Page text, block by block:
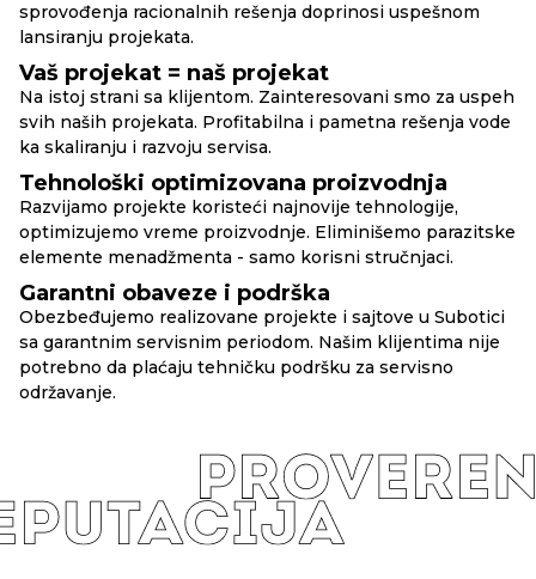
sprovođenja racionalnih rešenja doprinosi uspešnom
lansiranju projekata.
Vaš projekat = naš projekat
Na istoj strani sa klijentom. Zainteresovani smo za uspeh
svih naših projekata. Profitabilna i pametna rešenja vode
ka skaliranju i razvoju servisa.
Tehnološki optimizovana proizvodnja
Razvijamo projekte koristeći najnovije tehnologije,
optimizujemo vreme proizvodnje. Eliminišemo parazitske
elemente menadžmenta - samo korisni stručnjaci.
Garantni obaveze i podrška
Obezbeđujemo realizovane projekte i sajtove u Subotici
sa garantnim servisnim periodom. Našim klijentima nije
potrebno da plaćaju tehničku podršku za servisno
održavanje.